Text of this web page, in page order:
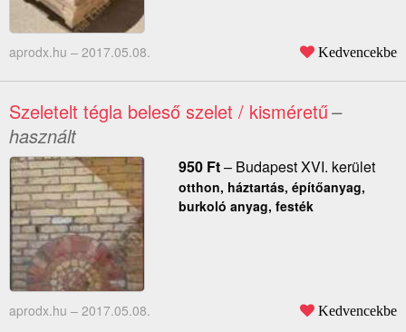
aprodx.hu – 2017.05.08. Kedvencekbe
Szeletelt tégla beleső szelet / kisméretű–
használt
950 Ft– Budapest XVI. kerület
otthon, háztartás, építőanyag,
burkoló anyag, festék
aprodx.hu – 2017.05.08. Kedvencekbe